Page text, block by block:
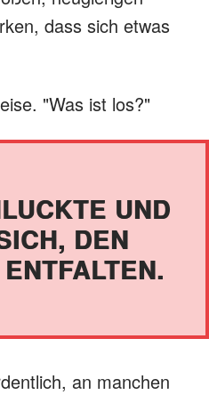
dass sich etwas
"Was ist los?"
UND
DEN
an manchen